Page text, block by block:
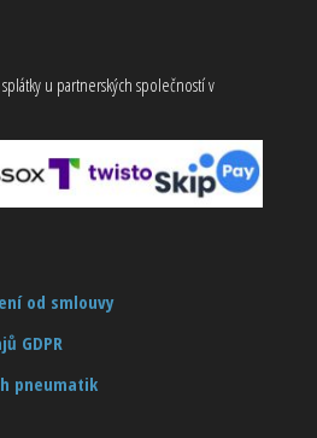
u partnerských společností v
od smlouvy
GDPR
pneumatik